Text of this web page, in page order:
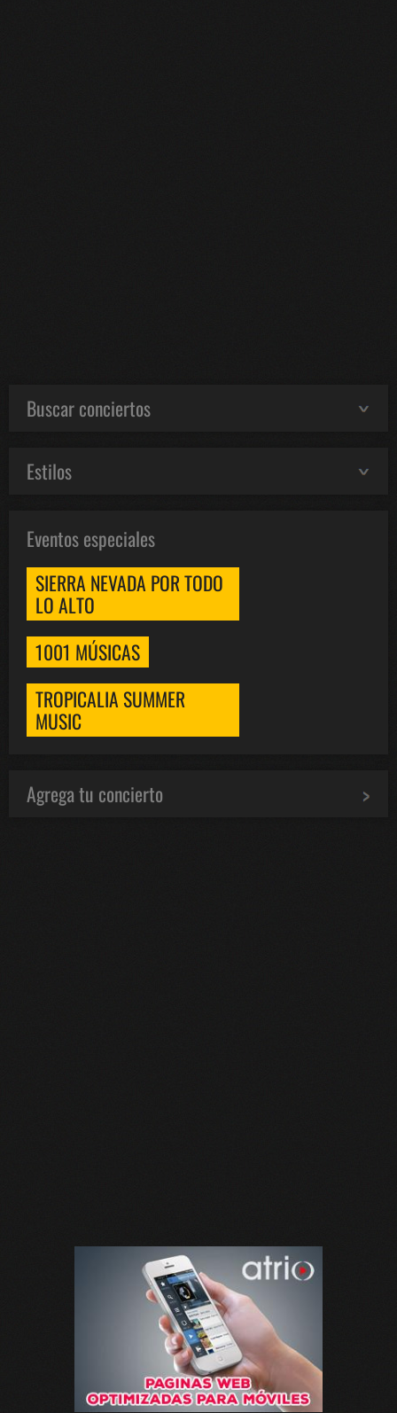
Buscar conciertos
Estilos
Eventos especiales
SIERRA NEVADA POR TODO
LO ALTO
1001 MÚSICAS
TROPICALIA SUMMER
MUSIC
Agrega tu concierto